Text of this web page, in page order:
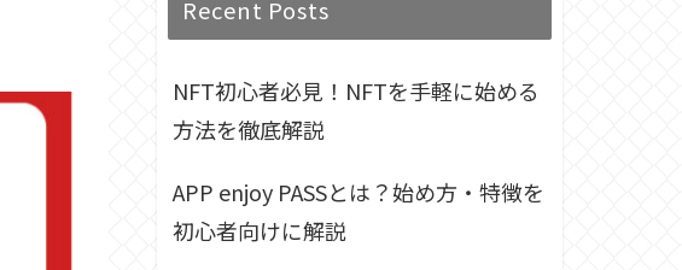
Recent Posts
NFT初心者必見！NFTを手軽に始める
方法を徹底解説
APP enjoy PASSとは？始め方・特徴を
初心者向けに解説